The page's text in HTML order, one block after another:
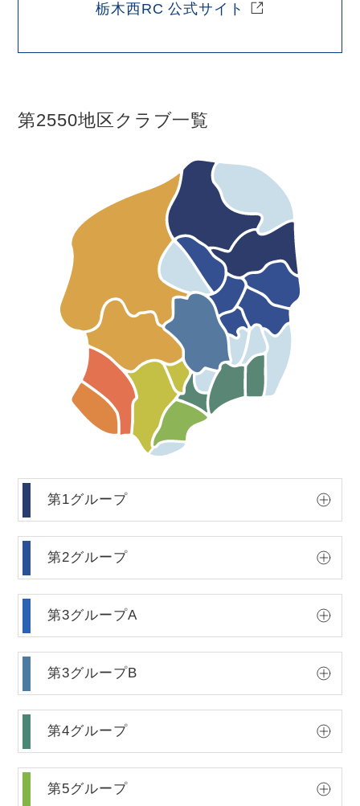
栃木西RC 公式サイト
第2550地区クラブ一覧
第1グループ
第2グループ
第3グループA
第3グループB
第4グループ
第5グループ